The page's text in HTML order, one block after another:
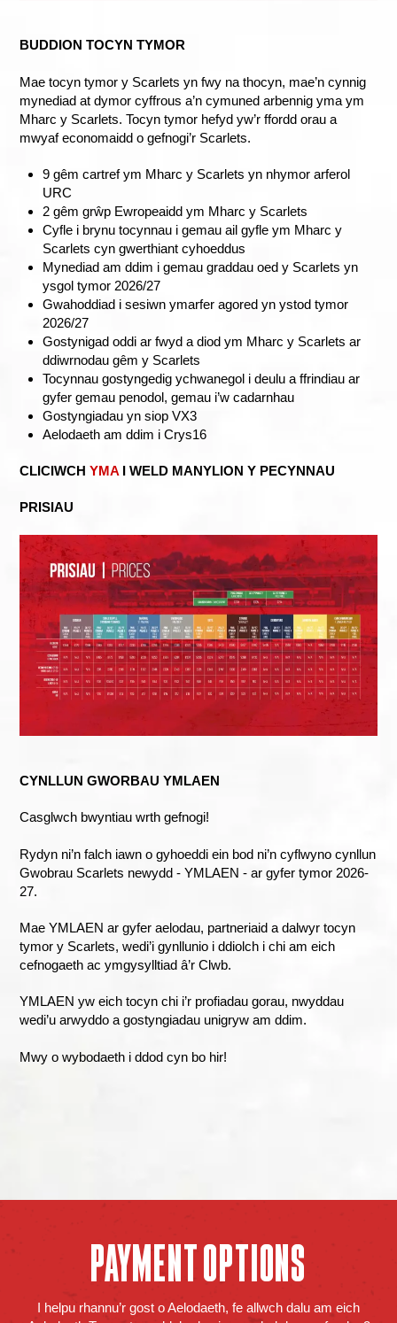
BUDDION TOCYN TYMOR
Mae tocyn tymor y Scarlets yn fwy na thocyn, mae’n cynnig
mynediad at dymor cyffrous a’n cymuned arbennig yma ym
Mharc y Scarlets. Tocyn tymor hefyd yw’r ffordd orau a
mwyaf economaidd o gefnogi’r Scarlets.
9 gêm cartref ym Mharc y Scarlets yn nhymor arferol
URC
2 gêm grŵp Ewropeaidd ym Mharc y Scarlets
Cyfle i brynu tocynnau i gemau ail gyfle ym Mharc y
Scarlets cyn gwerthiant cyhoeddus
Mynediad am ddim i gemau graddau oed y Scarlets yn
ysgol tymor 2026/27
Gwahoddiad i sesiwn ymarfer agored yn ystod tymor
2026/27
Gostynigad oddi ar fwyd a diod ym Mharc y Scarlets ar
ddiwrnodau gêm y Scarlets
Tocynnau gostyngedig ychwanegol i deulu a ffrindiau ar
gyfer gemau penodol, gemau i’w cadarnhau
Gostyngiadau yn siop VX3
Aelodaeth am ddim i Crys16
CLICIWCHYMA I WELD MANYLION Y PECYNNAU
PRISIAU
CYNLLUN GWORBAU YMLAEN
Casglwch bwyntiau wrth gefnogi!
Rydyn ni’n falch iawn o gyhoeddi ein bod ni’n cyflwyno cynllun
Gwobrau Scarlets newydd - YMLAEN - ar gyfer tymor 2026-
27.
Mae YMLAEN ar gyfer aelodau, partneriaid a dalwyr tocyn
tymor y Scarlets, wedi’i gynllunio i ddiolch i chi am eich
cefnogaeth ac ymgysylltiad â’r Clwb.
YMLAEN yw eich tocyn chi i’r profiadau gorau, nwyddau
wedi’u arwyddo a gostyngiadau unigryw am ddim.
Mwy o wybodaeth i ddod cyn bo hir!
PAYMENT OPTIONS
I helpu rhannu’r gost o Aelodaeth, fe allwch dalu am eich